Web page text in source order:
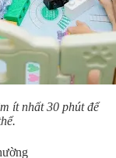
ít nhất 30 phút để